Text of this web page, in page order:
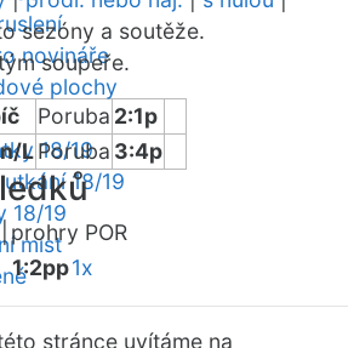
novináře
plochy
18/19
18/19
18/19
míst
sezóny a soutěže.
soupeře.
Poruba 2:1p
LPoruba 3:4p
prohry POR
1:2pp1x
stránce uvítáme na